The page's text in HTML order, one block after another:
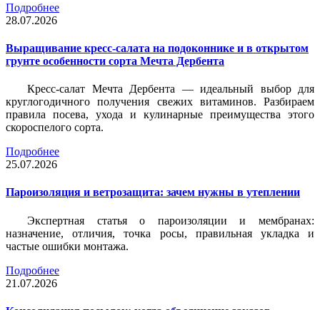
Подробнее
28.07.2026
Выращивание кресс-салата на подоконнике и в открытом
грунте особенности сорта Мечта Дербента
Кресс-салат Мечта Дербента — идеальный выбор для
круглогодичного получения свежих витаминов. Разбираем
правила посева, ухода и кулинарные преимущества этого
скороспелого сорта.
Подробнее
25.07.2026
Пароизоляция и ветрозащита: зачем нужны в утеплении
Экспертная статья о пароизоляции и мембранах:
назначение, отличия, точка росы, правильная укладка и
частые ошибки монтажа.
Подробнее
21.07.2026